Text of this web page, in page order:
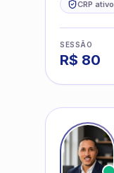
CRP ativo
SESSÃO
R$ 80